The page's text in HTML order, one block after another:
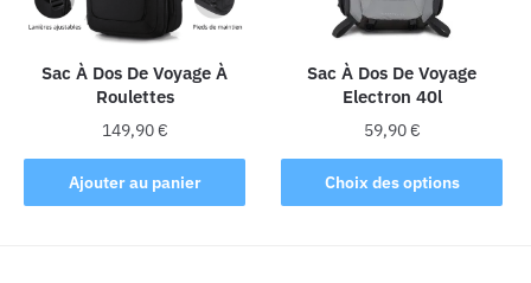
choisies
sur
la
page
du
produit
Sac À Dos De Voyage À
Roulettes
149,90€
Ajouter au panier
Sac À Dos De Voyage
Electron 40l
59,90€
Choix des options
Ce
produit